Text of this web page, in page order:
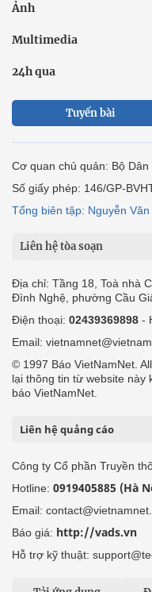
Ảnh
Multimedia
24h qua
Tuyến bài
Cơ quan chủ quản: Bộ
Số giấy phép: 146/GP-
Tổng biên tập: Nguyễn Văn
Liên hệ tòa soạn
Địa chỉ: Tầng 18, Toà nhà
Đình Nghệ, phường Cầu
Điện thoại: 02439369898 -
Email:
© 1997 Báo VietNamNet.
lại thông tin từ website này
báo VietNamNet.
Liên hệ quảng cáo
Công ty Cổ phần Truyền
Hotline: 0919405885 (Hà
Email:
Báo giá: http://vads.vn
Hỗ trợ kỹ thuật: